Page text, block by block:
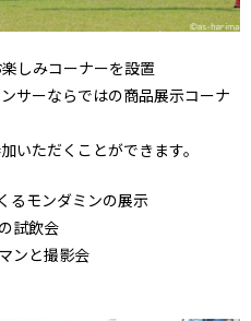
しみコーナーを設置
サーならではの商品展示コーナ
いただくことができます。
るモンダミンの展示
試飲会
ンと撮影会